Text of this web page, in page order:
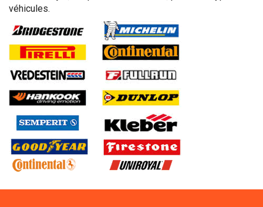
véhicules.